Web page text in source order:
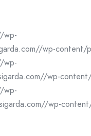
wp-
wp-content/
wp-
wp-
wp-
wp-